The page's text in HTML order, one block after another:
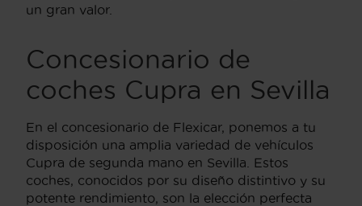
un gran valor.
Concesionario de
coches Cupra en Sevilla
En el concesionario de Flexicar, ponemos a tu
disposición una amplia variedad de vehículos
Cupra de segunda mano en Sevilla. Estos
coches, conocidos por su diseño distintivo y su
potente rendimiento, son la elección perfecta